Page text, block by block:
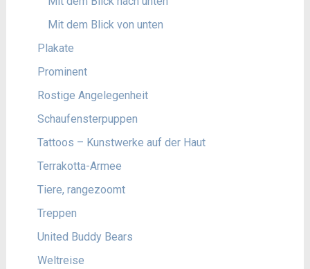
Mit dem Blick von unten
Plakate
Prominent
Rostige Angelegenheit
Schaufensterpuppen
Tattoos – Kunstwerke auf der Haut
Terrakotta-Armee
Tiere, rangezoomt
Treppen
United Buddy Bears
Weltreise